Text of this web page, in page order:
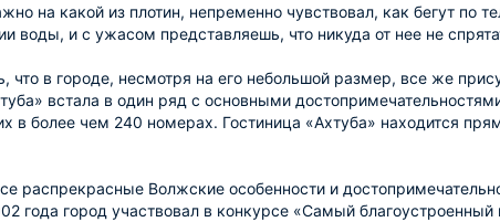
на какой из плотин, непременно чувствовал, как бегут
воды, и с ужасом представляешь, что никуда от нее не
что в городе, несмотря на его небольшой размер, все же
встала в один ряд с основными
в более чем 240 номерах. Гостиница «Ахтуба» находится
распрекрасные Волжские особенности и
года город участвовал в конкурсе «Самый